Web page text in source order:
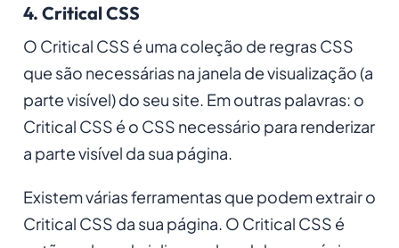
4. Critical CSS
O Critical CSS é uma coleção de regras CSS
que são necessárias na janela de visualização (a
parte visível) do seu site. Em outras palavras: o
Critical CSS é o CSS necessário para renderizar
a parte visível da sua página.
Existem várias ferramentas que podem extrair o
Critical CSS da sua página. O Critical CSS é